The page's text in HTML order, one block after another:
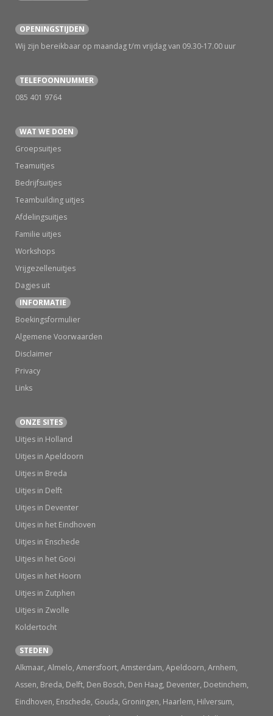
OPENINGSTIJDEN
Wij zijn bereikbaar op maandag t/m vrijdag van 09.30-17.00 uur
TELEFOONNUMMER
085 401 9764
WAT WE DOEN
Groepsuitjes
Teamuitjes
Bedrijfsuitjes
Teambuilding uitjes
Afdelingsuitjes
Familie uitjes
Workshops
Vrijgezellenuitjes
Dagjes uit
INFORMATIE
Boekingsformulier
Algemene Voorwaarden
Disclaimer
Privacy
Links
ONZE SITES
Uitjes in Holland
Uitjes in Apeldoorn
Uitjes in Breda
Uitjes in Delft
Uitjes in Deventer
Uitjes in het Eindhoven
Uitjes in Enschede
Uitjes in het Gooi
Uitjes in het Hoorn
Uitjes in Zutphen
Uitjes in Zwolle
Koldertocht
STEDEN
Alkmaar, Almelo, Amersfoort, Amsterdam, Apeldoorn, Arnhem,
Assen, Breda, Delft, Den Bosch, Den Haag, Deventer, Doetinchem,
Eindhoven, Enschede, Gouda, Groningen, Haarlem, Hilversum,